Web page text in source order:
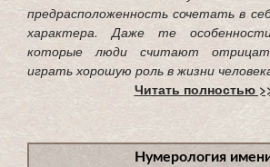
предрасположенность сочетать в
характера. Даже те
которые люди считают
играть хорошую роль в жизни
Читать полностью
Нумерология